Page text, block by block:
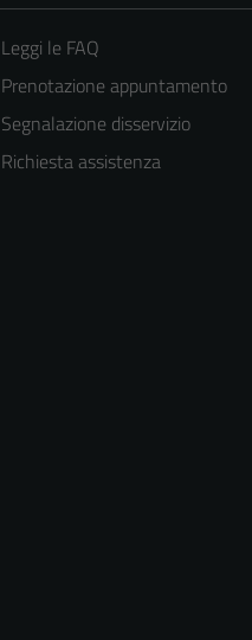
Leggi le FAQ
Prenotazione appuntamento
Segnalazione disservizio
Richiesta assistenza